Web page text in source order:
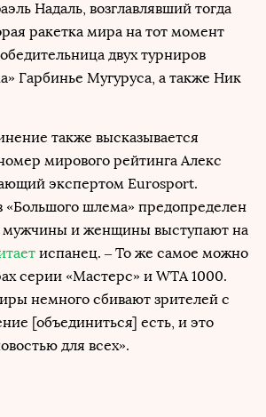
Надаль, возглавлявший тогда
ракетка мира на тот момент
двух турниров
Гарбинье Мугуруса, а также Ник
также высказывается
мирового рейтинга Алекс
экспертом Eurosport.
«Большого шлема» предопределен
мужчины и женщины выступают на
испанец. – То же самое можно
серии «Мастерс» и WTA 1000.
немного сбивают зрителей с
[объединиться] есть, и это
для всех».